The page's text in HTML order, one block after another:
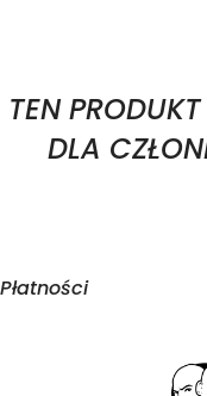
TEN
DLA
Płatności